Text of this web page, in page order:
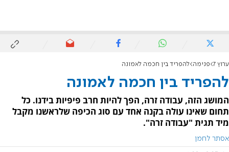
ערוץ 7 פנימה להפריד בין חכמה לאמונה
להפריד בין חכמה לאמונה
המושג הזה, עבודה זרה, הפך להיות חרב פיפיות בידנו. כל
תחום שאינו עולה בקנה אחד עם סוג הכיפה שלראשנו מקבל
מיד תגית "עבודה זרה".
אסתר לחמן